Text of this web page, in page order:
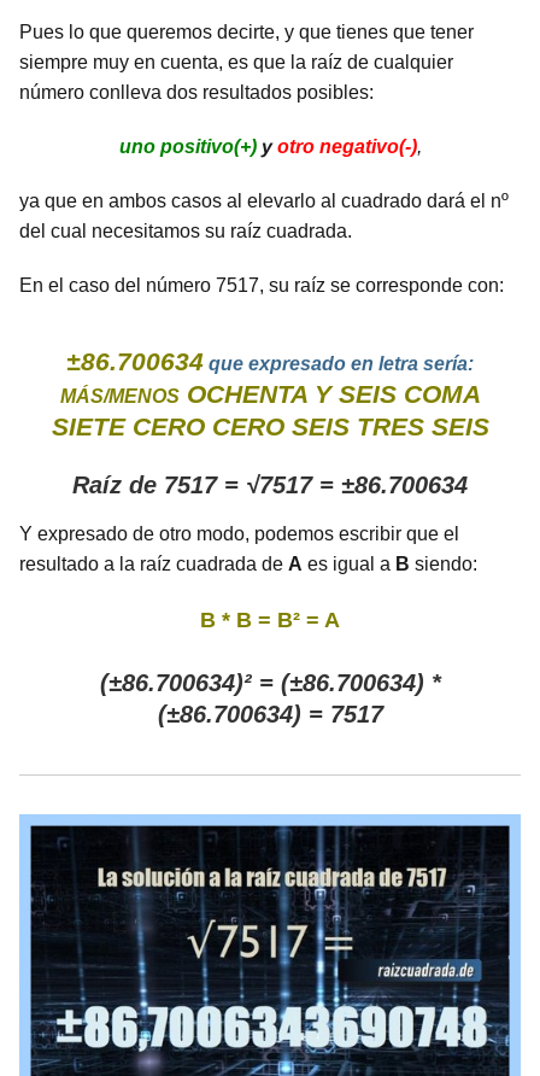
Pues lo que queremos decirte, y que tienes que tener
siempre muy en cuenta, es que la raíz de cualquier
número conlleva dos resultados posibles:
uno positivo(+)yotro negativo(-),
ya que en ambos casos al elevarlo al cuadrado dará el nº
del cual necesitamos su raíz cuadrada.
En el caso del número 7517, su raíz se corresponde con:
±86.700634 que expresado en letra sería:
MÁS/MENOS OCHENTA Y SEIS COMA
SIETE CERO CERO SEIS TRES SEIS
Raíz de 7517 = √7517 = ±86.700634
Y expresado de otro modo, podemos escribir que el
resultado a la raíz cuadrada de A es igual a B siendo:
B * B = B² = A
(±86.700634)² = (±86.700634) *
(±86.700634) = 7517